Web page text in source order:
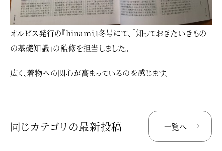
オルビス発行の『hinami』冬号にて、「知っておきたいきもの
の基礎知識」の監修を担当しました。
広く、着物への関心が高まっているのを感じます。
同じカテゴリの最新投稿 一覧へ